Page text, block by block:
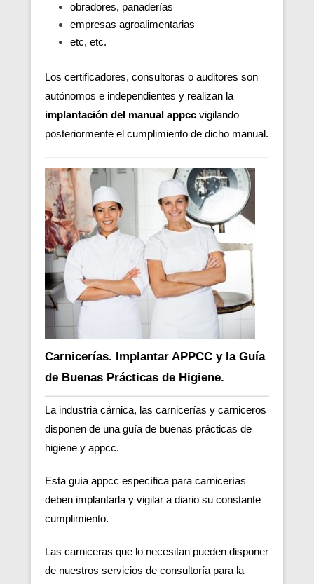
obradores, panaderías
empresas agroalimentarias
etc, etc.
Los certificadores, consultoras o auditores son
autónomos e independientes y realizan la
implantación del manual appcc vigilando
posteriormente el cumplimiento de dicho manual.
Carnicerías. Implantar APPCC y la Guía
de Buenas Prácticas de Higiene.
La industria cárnica, las carnicerías y carniceros
disponen de una guía de buenas prácticas de
higiene y appcc.
Esta guía appcc específica para carnicerías
deben implantarla y vigilar a diario su constante
cumplimiento.
Las carniceras que lo necesitan pueden disponer
de nuestros servicios de consultoría para la